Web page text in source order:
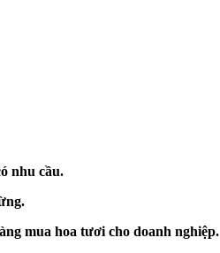
nhu cầu.
mua hoa tươi cho doanh nghiệp.